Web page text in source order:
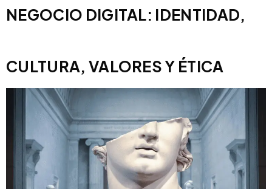
NEGOCIO DIGITAL: IDENTIDAD,
CULTURA, VALORES Y ÉTICA